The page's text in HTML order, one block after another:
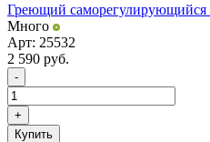
Греющий саморегулирующийся
Много
Арт: 25532
2 590 руб.
-
+
Купить